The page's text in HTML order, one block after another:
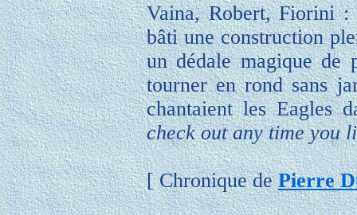
Vaina, Robert, Fiorini :
bâti une construction
un dédale magique de
tourner en rond sans
chantaient les Eagles
check out any time you
[ Chronique dePierre